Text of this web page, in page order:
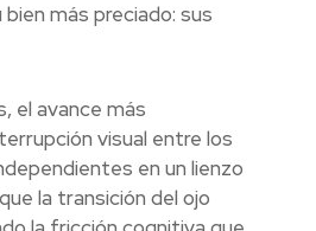
más preciado: sus
el avance más
visual entre los
en un lienzo
la transición del ojo